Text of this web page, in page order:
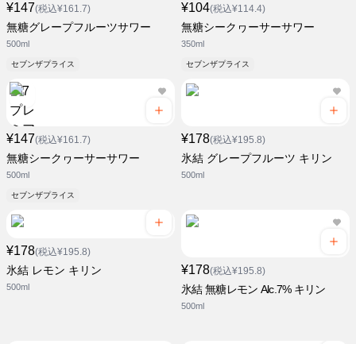
¥147(税込¥161.7)
無糖グレープフルーツサワー
500ml
セブンザプライス
¥104(税込¥114.4)
無糖シークヮーサーサワー
350ml
セブンザプライス
¥147(税込¥161.7)
無糖シークヮーサーサワー
500ml
セブンザプライス
¥178(税込¥195.8)
氷結 グレープフルーツ キリン
500ml
¥178(税込¥195.8)
氷結 レモン キリン
500ml
¥178(税込¥195.8)
氷結 無糖レモン Alc.7% キリン
500ml